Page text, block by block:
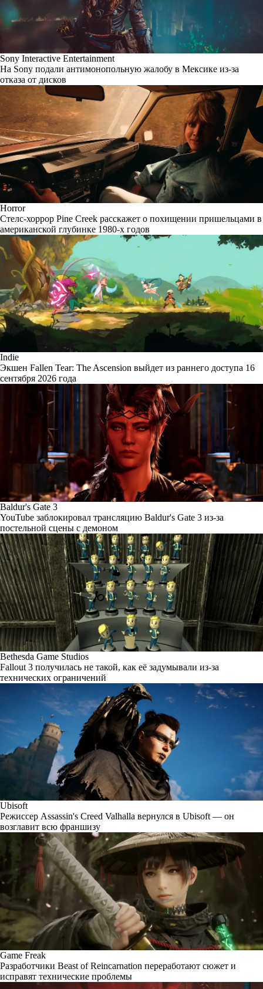
Sony Interactive Entertainment
На Sony подали антимонопольную жалобу в Мексике из-за
отказа от дисков
Horror
Стелс-хоррор Pine Creek расскажет о похищении пришельцами в
американской глубинке 1980-х годов
Indie
Экшен Fallen Tear: The Ascension выйдет из раннего доступа 16
сентября 2026 года
Baldur's Gate 3
YouTube заблокировал трансляцию Baldur's Gate 3 из-за
постельной сцены с демоном
Bethesda Game Studios
Fallout 3 получилась не такой, как её задумывали из-за
технических ограничений
Ubisoft
Режиссер Assassin's Creed Valhalla вернулся в Ubisoft — он
возглавит всю франшизу
Game Freak
Разработчики Beast of Reincarnation переработают сюжет и
исправят технические проблемы